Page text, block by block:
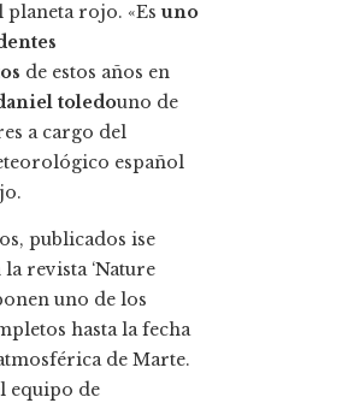
planeta rojo. «Esuno
de estos años en
toledouno de
a cargo del
español
publicados ise
revista ‘Nature
uno de los
hasta la fecha
de Marte.
equipo de